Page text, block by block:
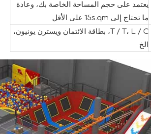
يعتمد على حجم المساحة الخاصة بك، وعادة
ما تحتاج إلى 15s.qm على الأقل
T / T، L / C، بطاقة الائتمان ويسترن يونيون،
الخ